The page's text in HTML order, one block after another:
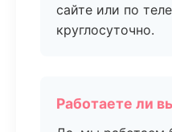
сайте или по
круглосуточно.
Работаете ли